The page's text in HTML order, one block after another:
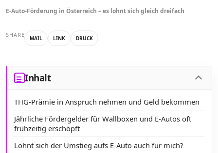
E-Auto-Förderung in Österreich – es lohnt sich gleich dreifach
SHARE MAIL LINK DRUCK
Inhalt
THG-Prämie in Anspruch nehmen und Geld bekommen
Jährliche Fördergelder für Wallboxen und E-Autos oft
frühzeitig erschöpft
Lohnt sich der Umstieg aufs E-Auto auch für mich?